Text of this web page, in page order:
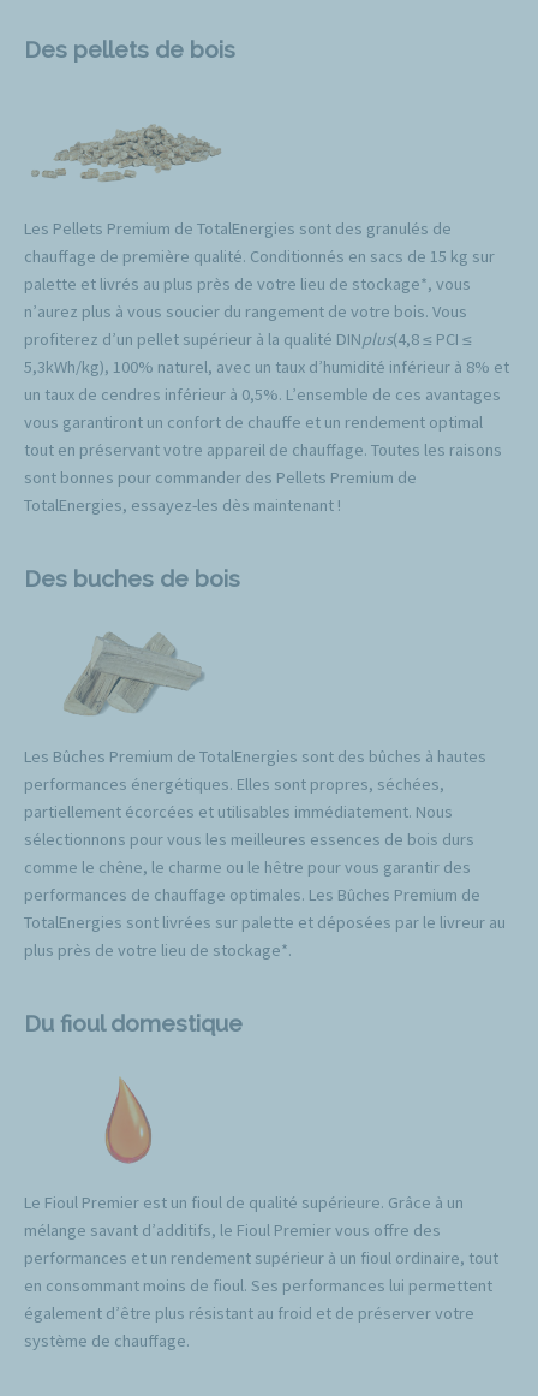
Des pellets de bois
Les Pellets Premium de TotalEnergies sont des granulés de
chauffage de première qualité. Conditionnés en sacs de 15 kg sur
palette et livrés au plus près de votre lieu de stockage*, vous
n’aurez plus à vous soucier du rangement de votre bois. Vous
profiterez d’un pellet supérieur à la qualité DINplus(4,8 ≤ PCI ≤
5,3kWh/kg), 100% naturel, avec un taux d’humidité inférieur à 8% et
un taux de cendres inférieur à 0,5%. L’ensemble de ces avantages
vous garantiront un confort de chauffe et un rendement optimal
tout en préservant votre appareil de chauffage. Toutes les raisons
sont bonnes pour commander des Pellets Premium de
TotalEnergies, essayez-les dès maintenant !
Des buches de bois
Les Bûches Premium de TotalEnergies sont des bûches à hautes
performances énergétiques. Elles sont propres, séchées,
partiellement écorcées et utilisables immédiatement. Nous
sélectionnons pour vous les meilleures essences de bois durs
comme le chêne, le charme ou le hêtre pour vous garantir des
performances de chauffage optimales. Les Bûches Premium de
TotalEnergies sont livrées sur palette et déposées par le livreur au
plus près de votre lieu de stockage*.
Du fioul domestique
Le Fioul Premier est un fioul de qualité supérieure. Grâce à un
mélange savant d’additifs, le Fioul Premier vous offre des
performances et un rendement supérieur à un fioul ordinaire, tout
en consommant moins de fioul. Ses performances lui permettent
également d’être plus résistant au froid et de préserver votre
système de chauffage.